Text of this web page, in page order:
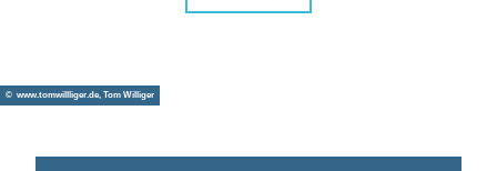
© www.tomwillliger.de, Tom Williger